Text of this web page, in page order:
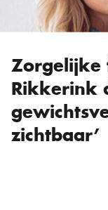
Zorgelijke
Rikkerink
zichtbaar’